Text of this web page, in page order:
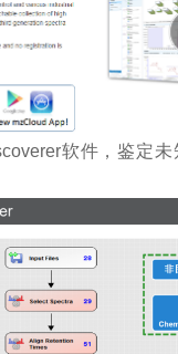
软件，鉴定